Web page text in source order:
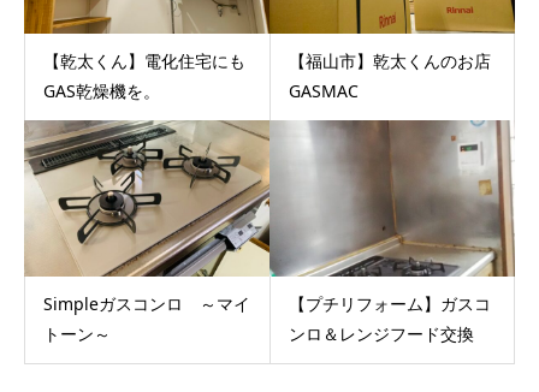
【乾太くん】電化住宅にも
GAS乾燥機を。
【福山市】乾太くんのお店
GASMAC
Simpleガスコンロ ～マイ
トーン～
【プチリフォーム】ガスコ
ンロ＆レンジフード交換